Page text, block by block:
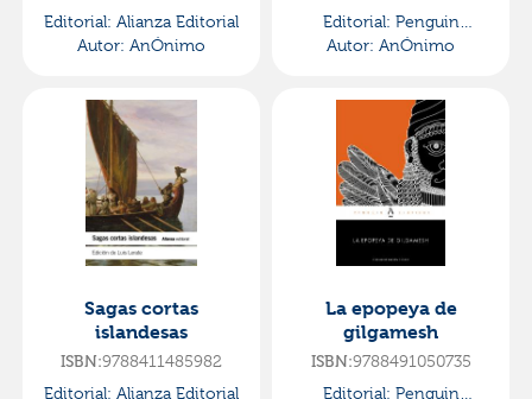
Editorial: Alianza Editorial
Autor: AnÓnimo
Editorial: Penguin
Clasicos
Autor: AnÓnimo
Sagas cortas
islandesas
ISBN:9788411485982
Editorial: Alianza Editorial
La epopeya de
gilgamesh
ISBN:9788491050735
Editorial: Penguin